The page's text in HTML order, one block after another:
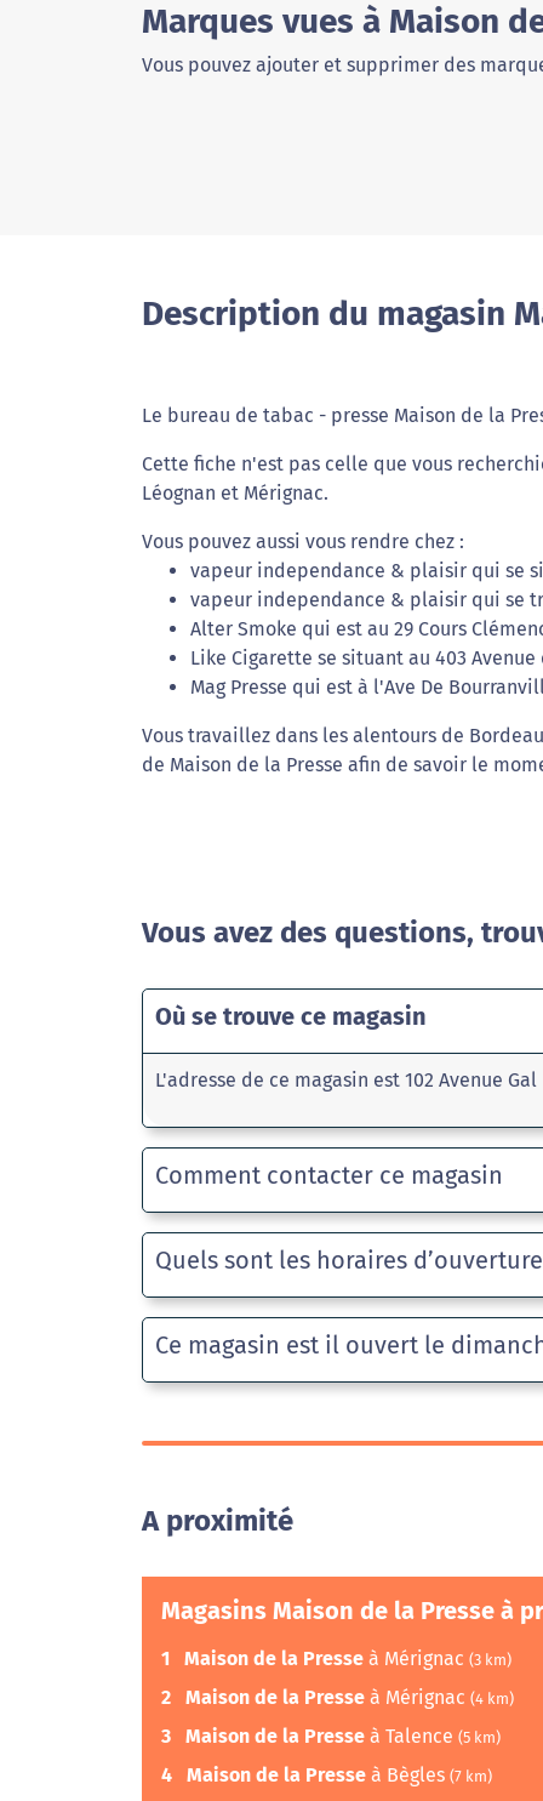
Marques vues à Maison
Vous pouvez ajouter et supprimer des
Description du magasin
Le bureau de tabac - presse Maison de la
Cette fiche n'est pas celle que vous
Léognan et Mérignac.
Vous pouvez aussi vous rendre chez :
vapeur independance & plaisir qui se
vapeur independance & plaisir qui se
Alter Smoke qui est au 29 Cours
Like Cigarette se situant au 403 Avenue
Mag Presse qui est à l'Ave De
Vous travaillez dans les alentours de
de Maison de la Presse afin de savoir le
Vous avez des questions,
Où se trouve ce magasin
L'adresse de ce magasin est 102 Avenue
Comment contacter ce magasin
Quels sont les horaires
Ce magasin est il ouvert le
A proximité
Magasins Maison de la Presse à
1 Maison de la Presse à Mérignac (3 km)
2 Maison de la Presse à Mérignac (4 km)
3 Maison de la Presse à Talence (5 km)
4 Maison de la Presse à Bègles (7 km)